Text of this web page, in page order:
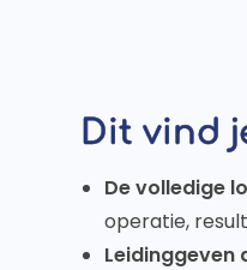
Dit vind
De volledige
operatie,
Leidinggeven